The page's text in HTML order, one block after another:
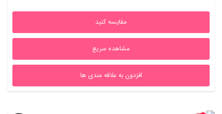
3,350,000ریال
1,800,000ریال
مقایسه کنید
مشاهده سریع
افزدون به علاقه مندی ها